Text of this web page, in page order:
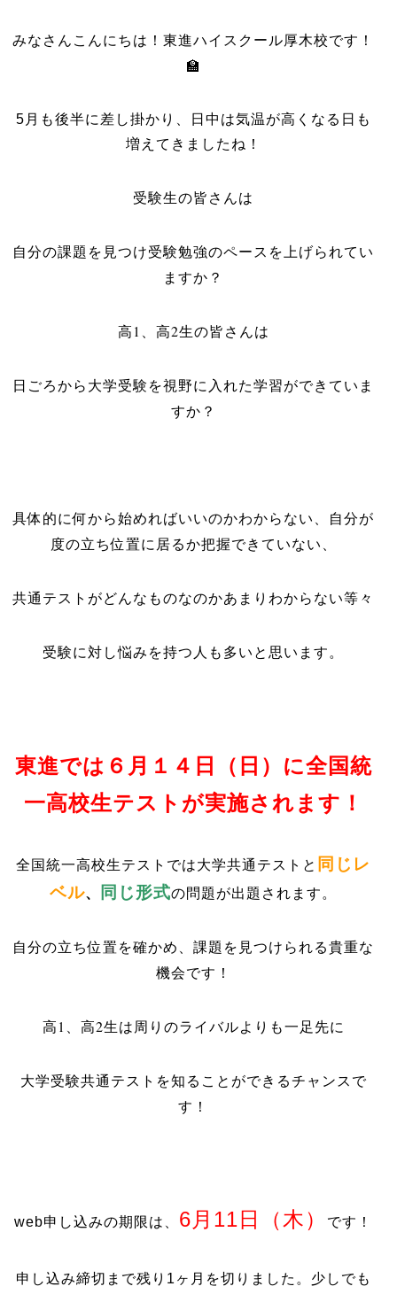
みなさんこんにちは！東進ハイスクール厚木校です！
🏫
5月も後半に差し掛かり、日中は気温が高くなる日も
増えてきましたね！
受験生の皆さんは
自分の課題を見つけ受験勉強のペースを上げられてい
ますか？
高1、高2生の皆さんは
日ごろから大学受験を視野に入れた学習ができていま
すか？
具体的に何から始めればいいのかわからない、自分が
度の立ち位置に居るか把握できていない、
共通テストがどんなものなのかあまりわからない等々
受験に対し悩みを持つ人も多いと思います。
東進では６月１４日（日）に全国統
一高校生テストが実施されます！
全国統一高校生テストでは大学共通テストと 同じレ
ベル、 同じ形式の問題が出題されます。
自分の立ち位置を確かめ、課題を見つけられる貴重な
機会です！
高1、高2生は周りのライバルよりも一足先に
大学受験共通テストを知ることができるチャンスで
す！
web申し込みの期限は、 6月11日（木） です！
申し込み締切まで残り1ヶ月を切りました。少しでも